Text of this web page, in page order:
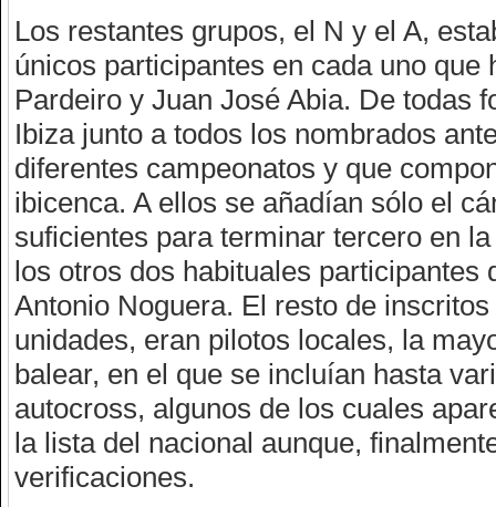
Los restantes grupos, el N y el A,
únicos participantes en cada uno que
Pardeiro y Juan José Abia. De todas
Ibiza junto a todos los nombrados
diferentes campeonatos y que
ibicenca. A ellos se añadían sólo el
suficientes para terminar tercero en
los otros dos habituales
Antonio Noguera. El resto de
unidades, eran pilotos locales, la
balear, en el que se incluían hasta
autocross, algunos de los cuales
la lista del nacional aunque,
verificaciones.